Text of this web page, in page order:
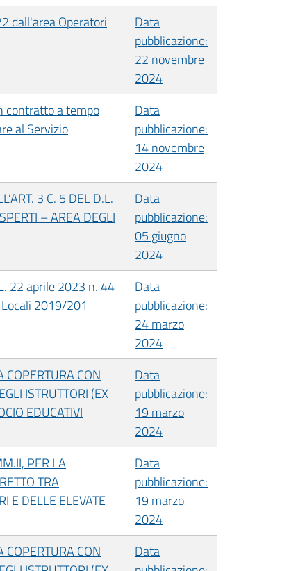
dall'area Operatori
Data
pubblicazione:
22 novembre
2024
contratto a tempo
al Servizio
Data
pubblicazione:
14 novembre
2024
3 C. 5 DEL D.L.
– AREA DEGLI
Data
pubblicazione:
05 giugno
2024
22 aprile 2023 n. 44
2019/201
Data
pubblicazione:
24 marzo
2024
CON
ISTRUTTORI (EX
EDUCATIVI
Data
pubblicazione:
19 marzo
2024
PER LA
TRA
E DELLE ELEVATE
Data
pubblicazione:
19 marzo
2024
CON
Data